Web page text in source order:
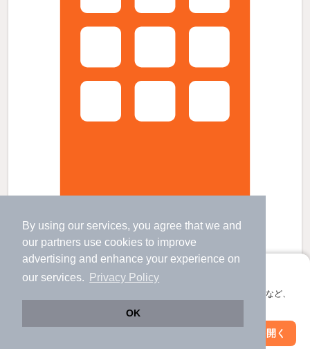
By using our services, you agree that we and
our partners use cookies to improve
advertising and enhance your experience on
our services.
Privacy Policy
OK
アプリに切り替えて、サクサクお部屋探し
会員登録なしですぐ使える。マップ検索やお気に入り保存など、
アプリを開く
奈良駅よりバス7分 徒歩6分 築4年8ヶ月 2階建の賃貸物件
帯解駅 歩 33分 （桜井線）
奈良駅 バス
分 （関西線
京終駅 バス 6分 歩7分 （桜井線）
奈良県奈良市東九条町
絞り込み条件を変更